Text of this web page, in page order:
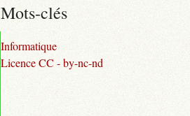
Mots-clés
Informatique
Licence CC - by-nc-nd